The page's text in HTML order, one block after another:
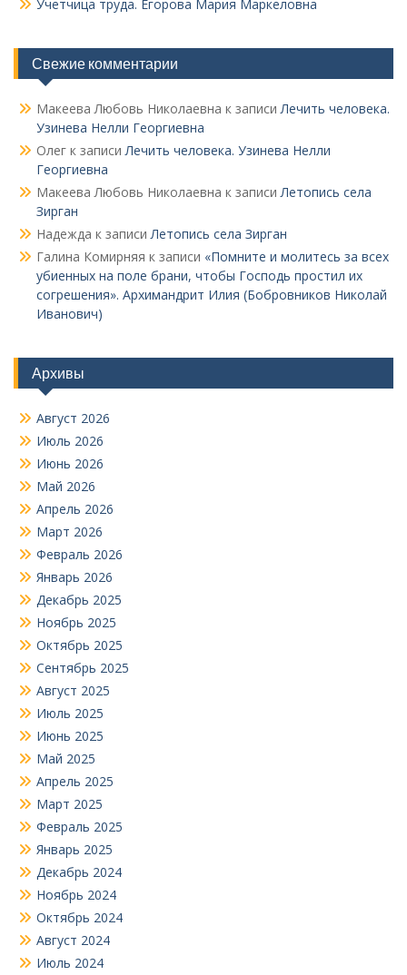
Учетчица труда. Его­рова Мария Маркеловна
Свежие комментарии
Макеева Любовь Николаевна к записи Лечить человека.
Узинева Нелли Георгиевна
Олег к записи Лечить человека. Узинева Нелли
Георгиевна
Макеева Любовь Николаевна к записи Летопись села
Зирган
Надежда к записи Летопись села Зирган
Галина Комирняя к записи «Помните и молитесь за всех
убиенных на поле брани, чтобы Господь простил их
согрешения». Архимандрит Илия (Бобровников Николай
Иванович)
Архивы
Август 2026
Июль 2026
Июнь 2026
Май 2026
Апрель 2026
Март 2026
Февраль 2026
Январь 2026
Декабрь 2025
Ноябрь 2025
Октябрь 2025
Сентябрь 2025
Август 2025
Июль 2025
Июнь 2025
Май 2025
Апрель 2025
Март 2025
Февраль 2025
Январь 2025
Декабрь 2024
Ноябрь 2024
Октябрь 2024
Август 2024
Июль 2024